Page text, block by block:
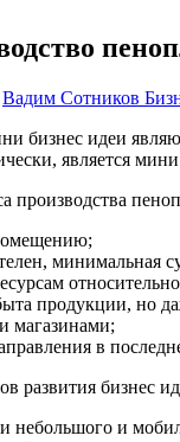
Вадим Сотников
бизнес идеи
является
производства
минимальная
продукции, но
магазинами;
в
развития бизнес
небольшого и